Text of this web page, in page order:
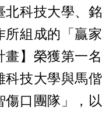
北科技大學、銘
所組成的「贏家
】榮獲第一名
科技大學與馬偕
傷口團隊」，以